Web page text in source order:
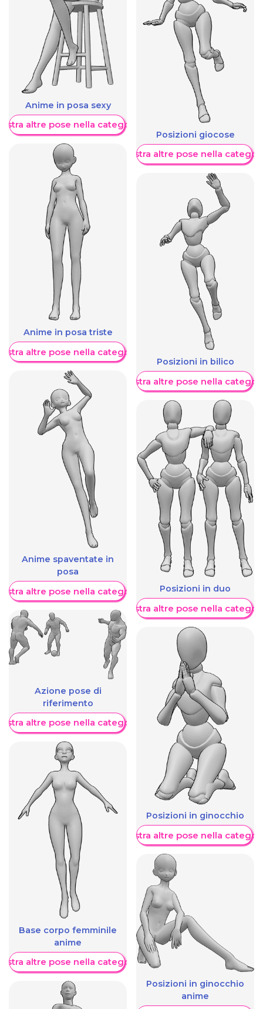
Anime in posa sexy
altre pose nella categoria
Anime in posa triste
altre pose nella categoria
Anime spaventate in
posa
altre pose nella categoria
Azione pose di
riferimento
altre pose nella categoria
Base corpo femminile
anime
altre pose nella categoria
Posizioni giocose
Mostra altre pose nella
Posizioni in bilico
Mostra altre pose nella
Posizioni in duo
Mostra altre pose nella
Posizioni in ginocchio
Mostra altre pose nella
Posizioni in ginocchio
anime